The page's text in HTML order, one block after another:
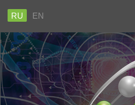
RU EN